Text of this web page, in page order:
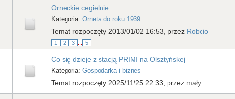
Orneckie cegielnie
Kategoria: Orneta do roku 1939
Temat rozpoczęty 2013/01/02 16:53, przez Robcio
1 2 3 5
Co się dzieje z stacją PRIMI na Olsztyńskej
Kategoria: Gospodarka i biznes
Temat rozpoczęty 2025/11/25 22:33, przez mały